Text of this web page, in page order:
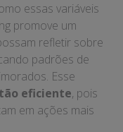
essas variáveis
promove um
refletir sobre
padrões de
Esse
eficiente, pois
em ações mais